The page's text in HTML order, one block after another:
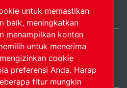
© 2026 Hak Cipta.
Indonesia / IN
untuk memastikan
baik, meningkatkan
menampilkan konten
untuk menerima
cookie
preferensi Anda. Harap
fitur mungkin